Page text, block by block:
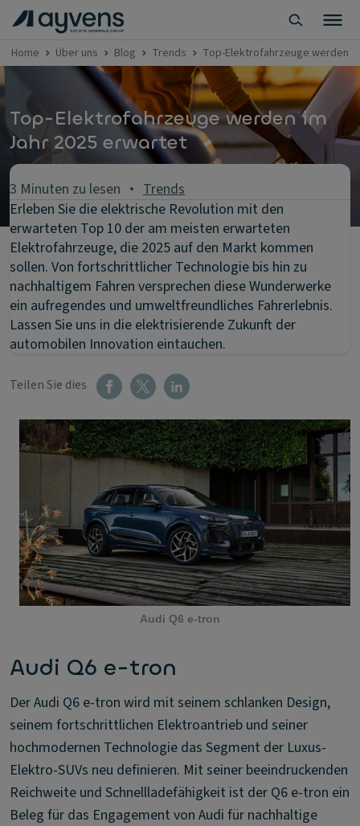
Home Über uns Blog Trends Top-Elektrofahrzeuge werden
Top-Elektrofahrzeuge werden im
Jahr 2025 erwartet
3 Minuten zu lesen
Trends
Erleben Sie die elektrische Revolution mit den
erwarteten Top 10 der am meisten erwarteten
Elektrofahrzeuge, die 2025 auf den Markt kommen
sollen. Von fortschrittlicher Technologie bis hin zu
nachhaltigem Fahren versprechen diese Wunderwerke
ein aufregendes und umweltfreundliches Fahrerlebnis.
Lassen Sie uns in die elektrisierende Zukunft der
automobilen Innovation eintauchen.
Teilen Sie dies
Audi Q6 e-tron
Audi Q6 e-tron
Der Audi Q6 e-tron wird mit seinem schlanken Design,
seinem fortschrittlichen Elektroantrieb und seiner
hochmodernen Technologie das Segment der Luxus-
Elektro-SUVs neu definieren. Mit seiner beeindruckenden
Reichweite und Schnellladefähigkeit ist der Q6 e-tron ein
Beleg für das Engagement von Audi für nachhaltige